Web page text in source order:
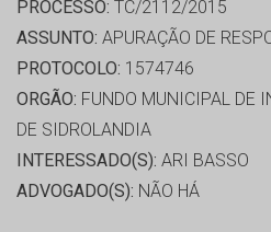
PROCESSO: TC/2112/2015
ASSUNTO: APURAÇÃO DE
PROTOCOLO: 1574746
ORGÃO: FUNDO MUNICIPAL DE
DE SIDROLANDIA
INTERESSADO(S): ARI BASSO
ADVOGADO(S): NÃO HÁ